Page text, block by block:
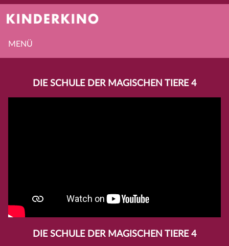
MENÜ
DIE SCHULE DER MAGISCHEN TIERE 4
DIE SCHULE DER MAGISCHEN TIERE 4